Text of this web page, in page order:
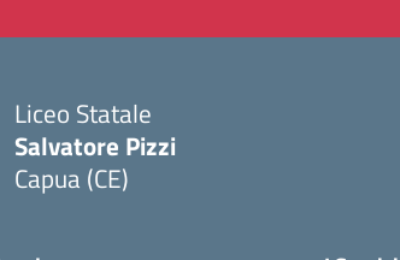
Liceo Statale
Salvatore Pizzi
Capua (CE)